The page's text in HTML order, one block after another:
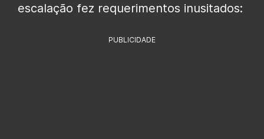
escalação fez requerimentos inusitados:
PUBLICIDADE